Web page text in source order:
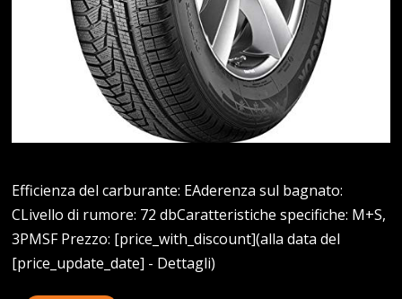
Efficienza del carburante: EAderenza sul bagnato:
CLivello di rumore: 72 dbCaratteristiche specifiche: M+S,
3PMSF Prezzo: [price_with_discount](alla data del
[price_update_date] - Dettagli)